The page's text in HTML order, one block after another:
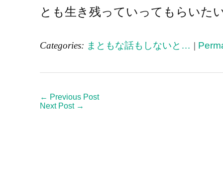
とも生き残っていってもらいた
Categories: まともな話もしないと… |
← Previous Post
Next Post →